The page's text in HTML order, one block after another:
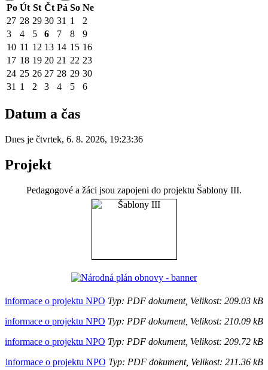
Po Út St Čt Pá So Ne
27 28 29 30 31 1
2
3
4 5 6 7 8
9
10 11 12 13 14 15 16
17 18 19 20 21 22 23
24 25 26 27 28 29 30
31 1 2 3 4 5 6
Datum a čas
Dnes je čtvrtek, 6. 8. 2026, 19:23:36
Projekt
Pedagogové a žáci jsou zapojeni do projektu Šablony III.
informace o projektu NPO Typ: PDF dokument, Velikost: 209.03 kB
informace o projektu NPO Typ: PDF dokument, Velikost: 210.09 kB
informace o projektu NPO Typ: PDF dokument, Velikost: 209.72 kB
informace o projektu NPO Typ: PDF dokument, Velikost: 211.36 kB